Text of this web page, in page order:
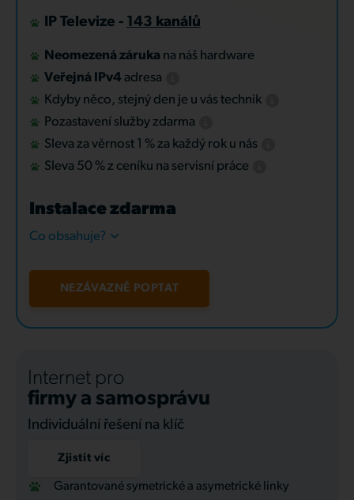
IP Televize - 143 kanálů
Neomezená záruka na náš hardware
Veřejná IPv4 adresa
Kdyby něco, stejný den je u vás technik
Pozastavení služby zdarma
Sleva za věrnost 1 % za každý rok u nás
Sleva 50 % z ceníku na servisní práce
Instalace zdarma
Co obsahuje?
NEZÁVAZNĚ POPTAT
Internet pro
firmy a samosprávu
Individuální řešení na klíč
Zjistit víc
Garantované symetrické a asymetrické linky